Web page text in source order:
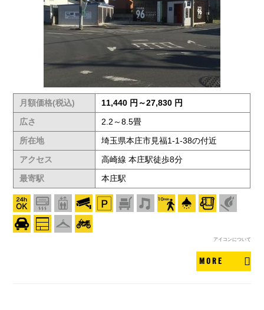
月額価格(税込)
11,440 円～27,830 円
広さ
2.2～8.5畳
所在地
埼玉県本庄市見福1-1-38の付近
アクセス
高崎線 本庄駅徒歩8分
最寄駅
本庄駅
アイコンについて
MORE